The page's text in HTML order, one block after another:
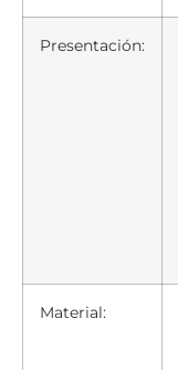
Presentación:
Material: